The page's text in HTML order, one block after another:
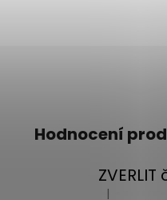
Hodnocení
|